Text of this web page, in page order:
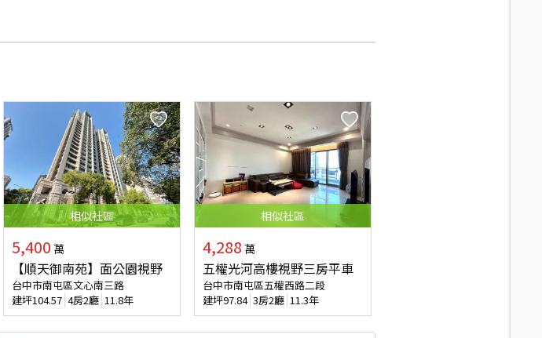
相似社區
5,400 萬
【順天御南苑】面公園視野
台中市南屯區文心南三路
建坪104.57 4房2廳 11.8年
相似社區
4,288 萬
五權光河高樓視野三房平車
台中市南屯區五權西路二段
建坪97.84 3房2廳 11.3年